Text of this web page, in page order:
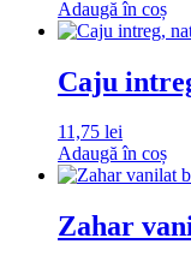
Adaugă în coș
Caju
11,75 lei
Adaugă în coș
Zahar